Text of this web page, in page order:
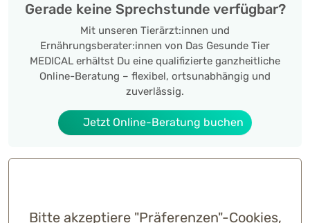
Gerade keine Sprechstunde verfügbar?
Mit unseren Tierärzt:innen und
Ernährungsberater:innen von Das Gesunde Tier
MEDICAL erhältst Du eine qualifizierte ganzheitliche
Online-Beratung – flexibel, ortsunabhängig und
zuverlässig.
Jetzt Online-Beratung buchen
Bitte akzeptiere "Präferenzen"-Cookies,